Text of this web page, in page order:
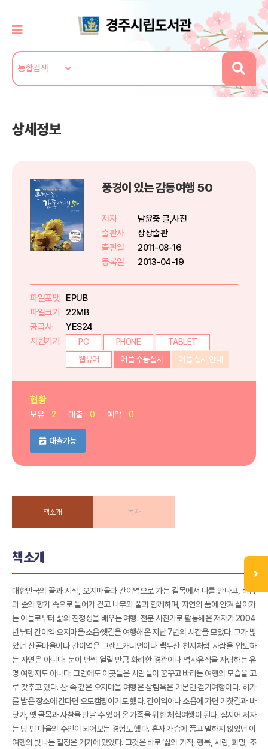
상세정보
풍경이 있는 감동여행 50
저자
남윤중 글,사진
출판사
상상출판
출판일
2011-08-16
등록일
2013-04-19
파일포맷
EPUB
파일크기
22MB
공급사
YES24
지원기기
PC PHONE
TABLET
웹뷰어
어플 수동설치 어플 설치 안내
현황
보유 2 대출 0 예약 0
대출가능
책소개 목차
책소개
대한민국의 끝과 시작, 오지마을과 간이역으로 가는 길목에서 나를 만나고, 바람
과 숲의 향기 속으로 들어가 걷고 나무와 풀과 함께하며, 자연의 품에 안겨 살아가
는 이들로부터 삶의 진정성을 배우는 여행. 전문 사진가로 활동해온 저자가 2004
년부터 간이역·오지마을·소읍·옛길을 여행해온 지난 7년의 시간을 모았다. 그가 밟
았던 산골마을이나 간이역은 그랜드캐니언이나 백두산 천지처럼 사람을 압도하
는 자연은 아니다. 눈이 번쩍 열릴 만큼 화려한 경관이나 역사유적을 자랑하는 유
명 여행지도 아니다. 그럼에도 이곳들은 사람들이 꿈꾸고 바라는 여행의 모습을 고
루 갖추고 있다. 산 속 깊은 오지마을 여행은 삼림욕은 기본인 걷기여행이다. 허가
를 받은 장소에 간다면 오토캠핑이기도 했다. 간이역이나 소읍에 가면 기찻길과 바
닷가, 옛 골목과 사찰을 만날 수 있어 온 가족을 위한 체험여행이 된다. 심지어 저자
는 텅 빈 마을의 주인이 되어보는 경험도 했다. 혼자 가슴에 품고 말하지 않았던 이
여행의 빛나는 절정은 거기에 있었다. 그것은 바로 ‘삶의 기적, 행복, 사랑, 희망, 조